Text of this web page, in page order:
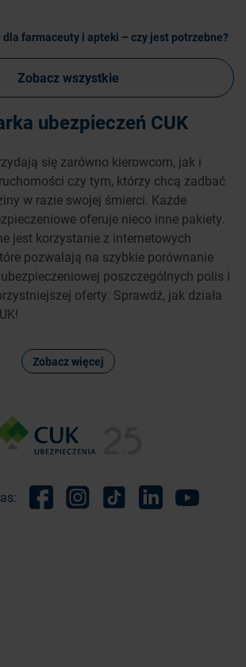
dla farmaceuty i apteki – czy jest potrzebne?
Zobacz wszystkie
ubezpieczeń CUK
się zarówno kierowcom, jak i
czy tym, którzy chcą zadbać
w razie swojej śmierci. Każde
oferuje nieco inne pakiety.
jest korzystanie z internetowych
pozwalają na szybkie porównanie
poszczególnych polis i
oferty. Sprawdź, jak działa
Zobacz więcej